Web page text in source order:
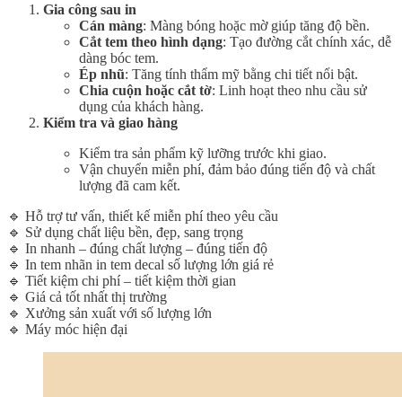
Gia công sau in
Cán màng: Màng bóng hoặc mờ giúp tăng độ bền.
Cắt tem theo hình dạng: Tạo đường cắt chính xác, dễ
dàng bóc tem.
Ép nhũ: Tăng tính thẩm mỹ bằng chi tiết nổi bật.
Chia cuộn hoặc cắt tờ: Linh hoạt theo nhu cầu sử
dụng của khách hàng.
Kiểm tra và giao hàng
Kiểm tra sản phẩm kỹ lưỡng trước khi giao.
Vận chuyển miễn phí, đảm bảo đúng tiến độ và chất
lượng đã cam kết.
🔹 Hỗ trợ tư vấn, thiết kế miễn phí theo yêu cầu
🔹 Sử dụng chất liệu bền, đẹp, sang trọng
🔹 In nhanh – đúng chất lượng – đúng tiến độ
🔹 In tem nhãn in tem decal số lượng lớn giá rẻ
🔹 Tiết kiệm chi phí – tiết kiệm thời gian
🔹 Giá cả tốt nhất thị trường
🔹 Xưởng sản xuất với số lượng lớn
🔹 Máy móc hiện đại